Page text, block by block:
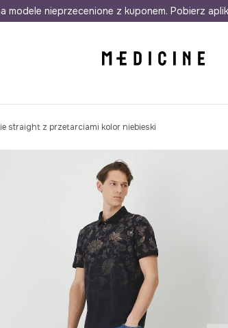
w 24h Darmowa dostawa do
modele nieprzecenione z kuponem. Pobierz
straight z przetarciami kolor niebieski